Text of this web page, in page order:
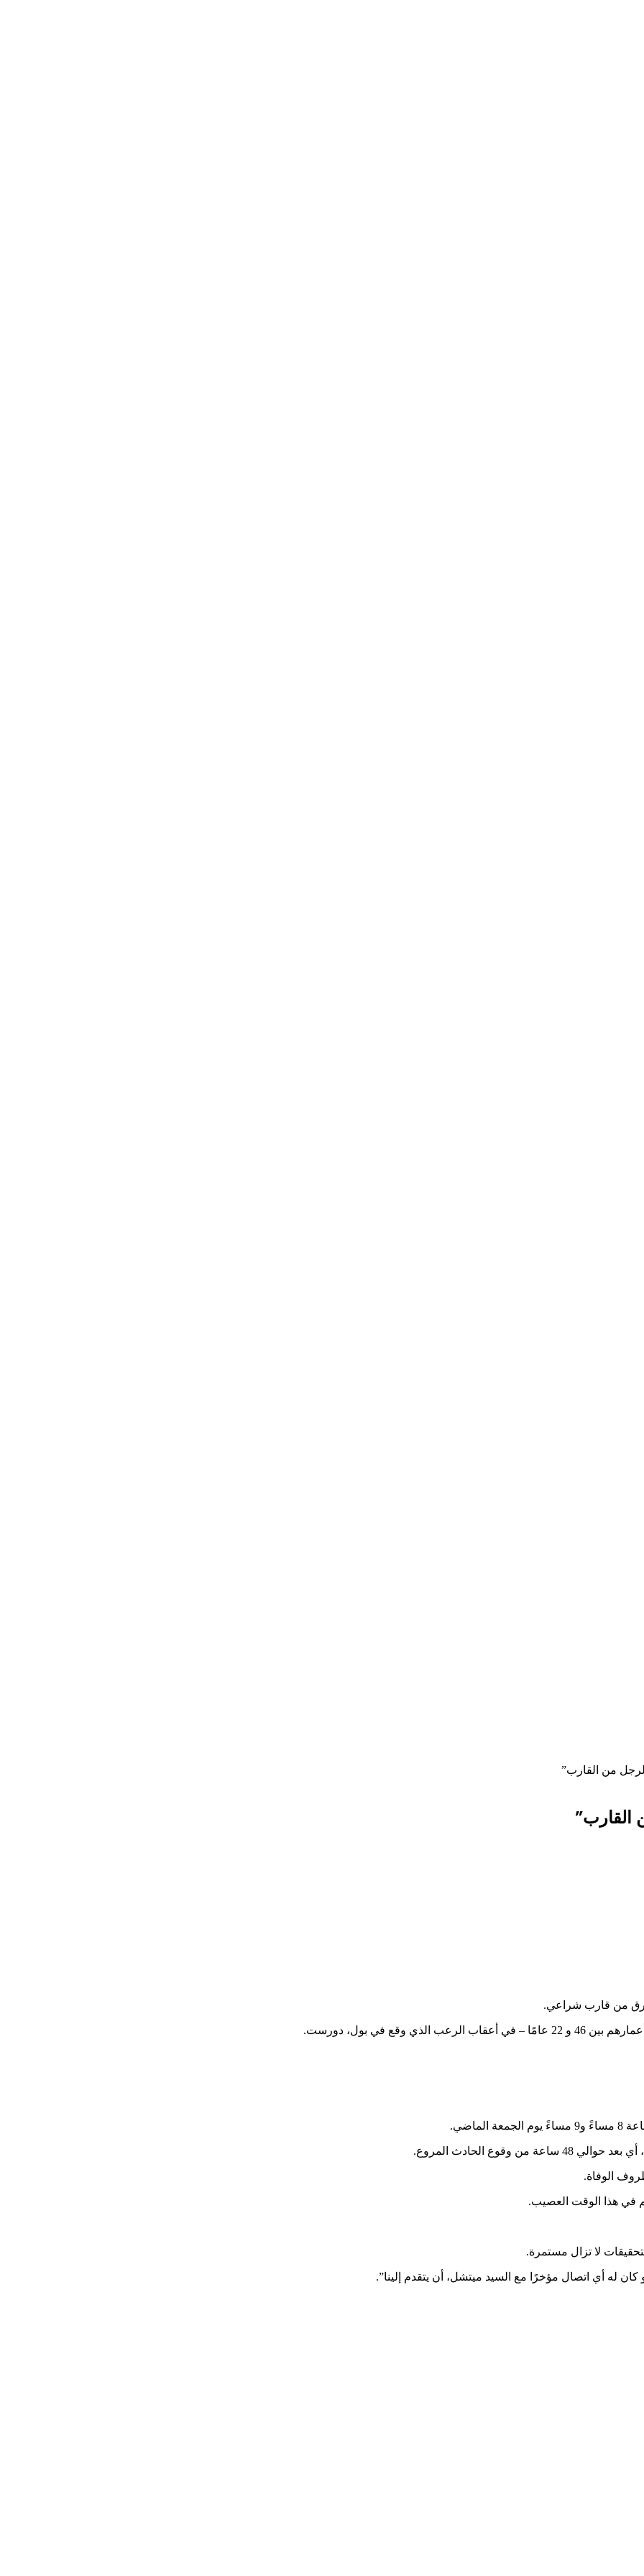
من القارب”
القارب”
غرق من قارب شراعي.
في بول، دورست.
الحادث المروع.
الوفاة.
في هذا الوقت العصيب.
لا تزال مستمرة.
له أي اتصال مؤخرًا مع السيد ميتشل، أن يتقدم إلينا”.